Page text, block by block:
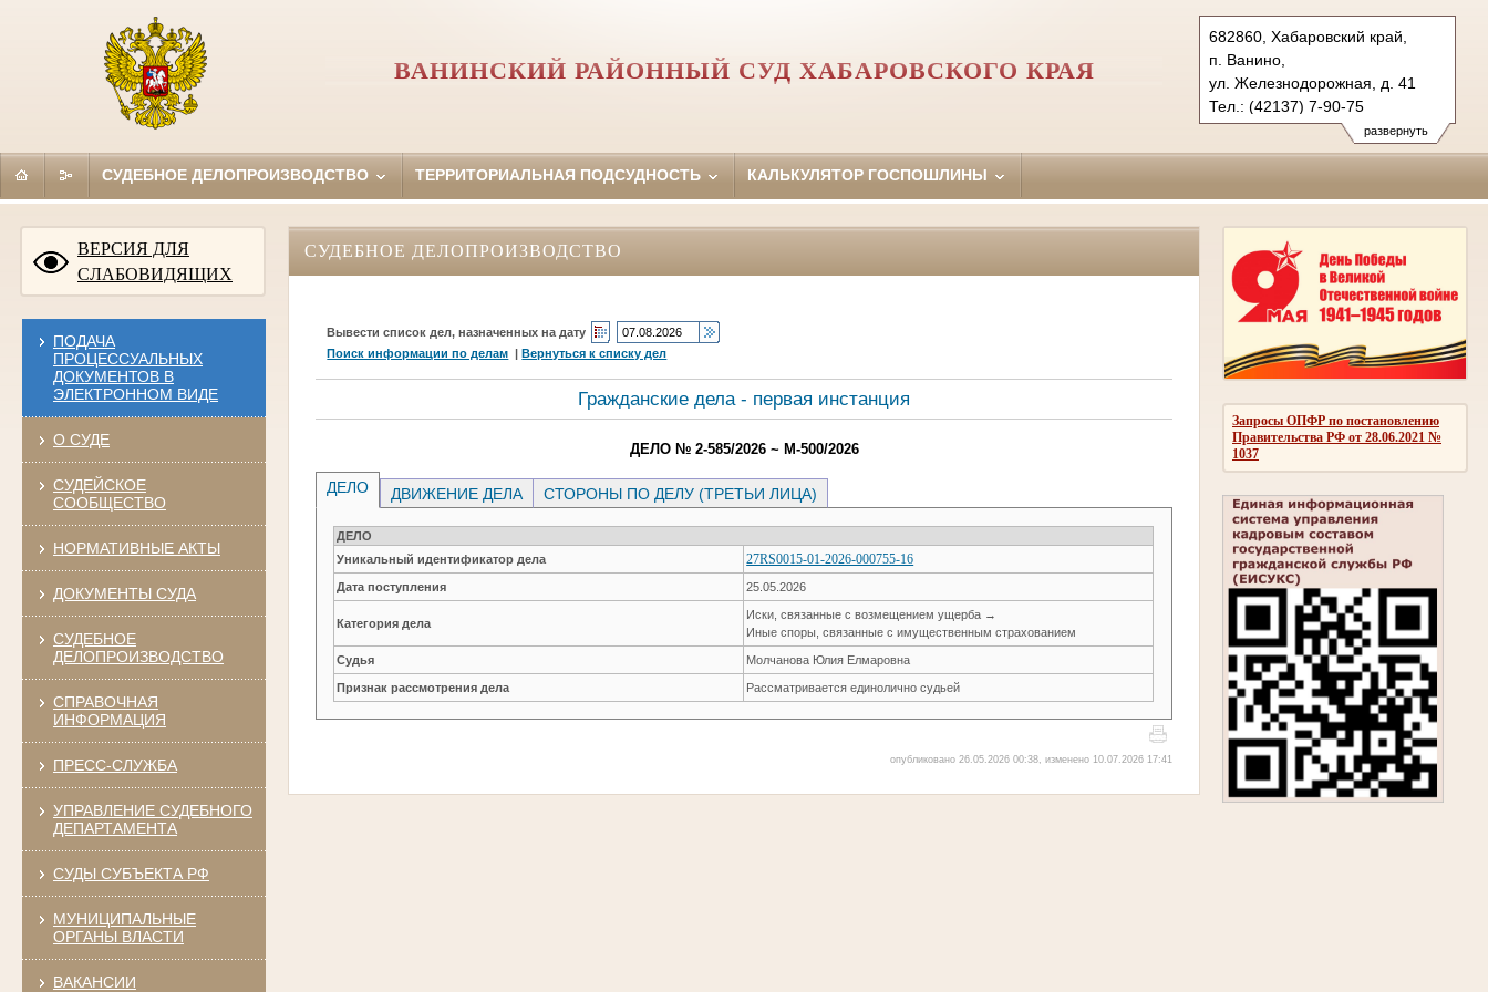
развернуть
682860, Хабаровский край,
п. Ванино,
ул. Железнодорожная, д. 41
Тел.: (42137) 7-90-75
vaninsky.hbr@sudrf.ru
ВАНИНСКИЙ РАЙОННЫЙ СУД ХАБАРОВСКОГО КРАЯ
СУДЕБНОЕ ДЕЛОПРОИЗВОДСТВО ТЕРРИТОРИАЛЬНАЯ ПОДСУДНОСТЬ КАЛЬКУЛЯТОР ГОСПОШЛИНЫ
ВЕРСИЯ ДЛЯ
СЛАБОВИДЯЩИХ
ПОДАЧА
ПРОЦЕССУАЛЬНЫХ
ДОКУМЕНТОВ В
ЭЛЕКТРОННОМ ВИДЕ
О СУДЕ
СУДЕЙСКОЕ
СООБЩЕСТВО
НОРМАТИВНЫЕ АКТЫ
ДОКУМЕНТЫ СУДА
СУДЕБНОЕ
ДЕЛОПРОИЗВОДСТВО
СПРАВОЧНАЯ
ИНФОРМАЦИЯ
ПРЕСС-СЛУЖБА
УПРАВЛЕНИЕ СУДЕБНОГО
ДЕПАРТАМЕНТА
СУДЫ СУБЪЕКТА РФ
МУНИЦИПАЛЬНЫЕ
ОРГАНЫ ВЛАСТИ
ВАКАНСИИ
Запросы ОПФР по постановлению
Правительства РФ от 28.06.2021 №
1037
СУДЕБНОЕ ДЕЛОПРОИЗВОДСТВО
Вывести список дел, назначенных на дату
Поиск информации по делам |Вернуться к списку дел
Гражданские дела - первая инстанция
ДЕЛО № 2-585/2026 ~ М-500/2026
ДЕЛО ДВИЖЕНИЕ ДЕЛА СТОРОНЫ ПО ДЕЛУ (ТРЕТЬИ ЛИЦА)
ДЕЛО
Уникальный идентификатор дела
27RS0015-01-2026-000755-16
Дата поступления 25.05.2026
Категория дела
Иски, связанные с возмещением ущерба →
Иные споры, связанные с имущественным страхованием
Судья Молчанова Юлия Елмаровна
Признак рассмотрения дела Рассматривается единолично судьей
опубликовано 26.05.2026 00:38, изменено 10.07.2026 17:41